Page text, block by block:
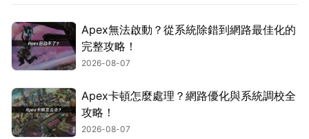
Apex無法啟動？從系統除錯到網路最佳化的
完整攻略！
2026-08-07
Apex卡頓怎麼處理？網路優化與系統調校全
攻略！
2026-08-07